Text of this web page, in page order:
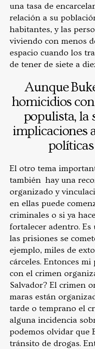
una tasa de
relación a su
habitantes, y las
viviendo con menos
espacio cuando los
de tener de siete a
Aunque
homicidios
populista, la
implicaciones
El otro tema
también hay una
organizado y
en ellas puede
criminales o si ya
fortalecer adentro.
las prisiones se
ejemplo, miles de
cárceles. Entonces mi
con el crimen
Salvador? El crimen
maras están
tarde o temprano el
alguna incidencia
podemos olvidar que
tránsito de drogas.